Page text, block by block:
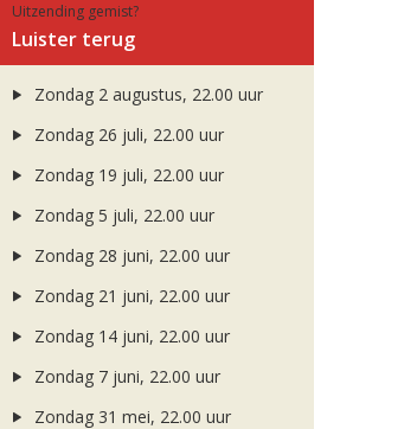
Uitzending gemist?
Luister terug
Zondag 2 augustus, 22.00 uur
Zondag 26 juli, 22.00 uur
Zondag 19 juli, 22.00 uur
Zondag 5 juli, 22.00 uur
Zondag 28 juni, 22.00 uur
Zondag 21 juni, 22.00 uur
Zondag 14 juni, 22.00 uur
Zondag 7 juni, 22.00 uur
Zondag 31 mei, 22.00 uur